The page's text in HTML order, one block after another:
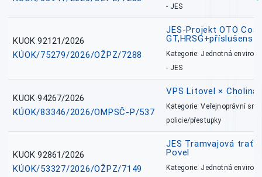
- JES
KUOK 92121/2026
KÚOK/75279/2026/OŽPZ/7288
JES-Projekt OTO
Kategorie: Jednotná
- JES
KUOK 94267/2026
KÚOK/83346/2026/OMPSČ-P/537
VPS Litovel ×
Kategorie: Veřejnoprávní
policie/přestupky
KUOK 92861/2026
KÚOK/53327/2026/OŽPZ/7149
JES Tramvajová trať
Povel
Kategorie: Jednotná